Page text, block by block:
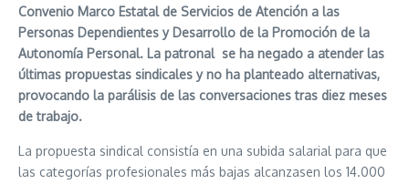
Convenio Marco Estatal de Servicios de Atención a las
Personas Dependientes y Desarrollo de la Promoción de la
Autonomía Personal. La patronal se ha negado a atender las
últimas propuestas sindicales y no ha planteado alternativas,
provocando la parálisis de las conversaciones tras diez meses
de trabajo.
La propuesta sindical consistía en una subida salarial para que
las categorías profesionales más bajas alcanzasen los 14.000